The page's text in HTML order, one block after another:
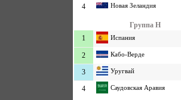
4 Новая Зеландия
Группа H
1
Испания
2 Кабо-Верде
3 Уругвай
4 Саудовская Аравия